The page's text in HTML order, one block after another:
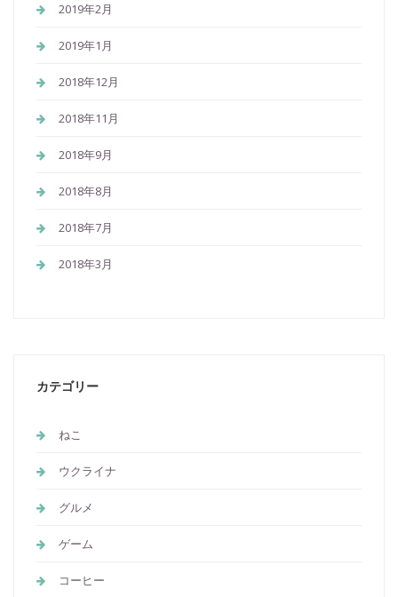
2019年2月
2019年1月
2018年12月
2018年11月
2018年9月
2018年8月
2018年7月
2018年3月
カテゴリー
ねこ
ウクライナ
グルメ
ゲーム
コーヒー